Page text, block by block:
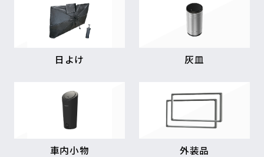
日よけ 灰皿
車内小物 外装品